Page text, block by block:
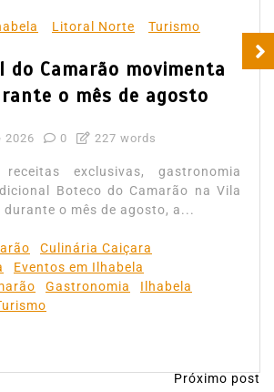
Litoral Norte Turismo
do Camarão movimenta
o mês de agosto
2026 0 227 words
exclusivas, gastronomia
Boteco do Camarão na Vila
durante o mês de agosto, a...
Culinária Caiçara
Eventos em Ilhabela
Gastronomia
Ilhabela
Próximo post